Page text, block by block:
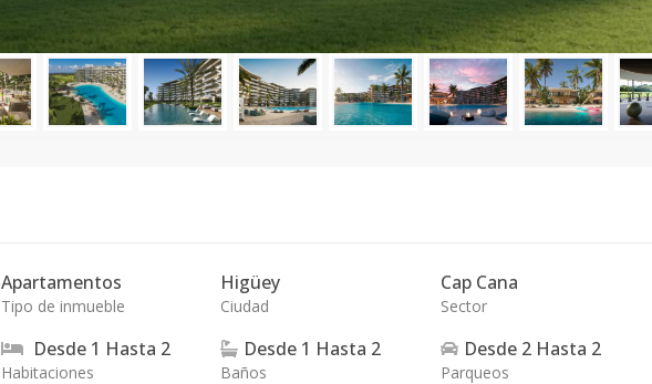
Apartamentos
Tipo de inmueble
Higüey
Ciudad
Cap Cana
Sector
Desde 1 Hasta 2
Habitaciones
Desde 1 Hasta 2
Baños
Desde 2 Hasta 2
Parqueos